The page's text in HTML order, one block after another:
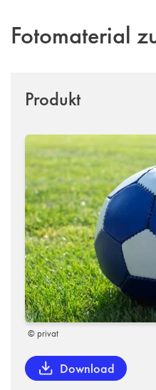
Fotomaterial
Produkt
© privat
Download